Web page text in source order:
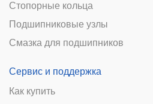
Стопорные кольца
Подшипниковые узлы
Смазка для подшипников
Сервис и поддержка
Как купить